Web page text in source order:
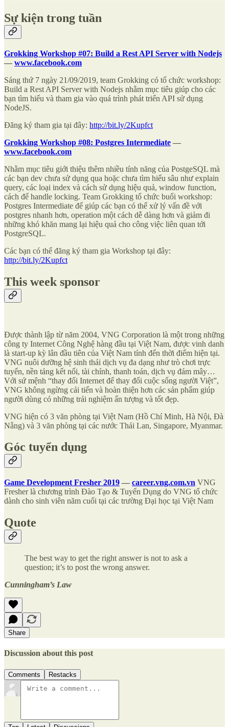
Sự kiện trong tuần
Grokking Workshop #07: Build a Rest API Server with Nodejs
— www.facebook.com
Sáng thứ 7 ngày 21/09/2019, team Grokking có tổ chức workshop:
Build a Rest API Server with Nodejs nhằm mục tiêu giúp cho các
bạn tìm hiểu và tham gia vào quá trình phát triển API sử dụng
NodeJS.
Đăng ký tham gia tại đây: http://bit.ly/2Kupfct
Grokking Workshop #08: Postgres Intermediate —
www.facebook.com
Nhằm mục tiêu giới thiệu thêm nhiều tính năng của PostgeSQL mà
các bạn dev chưa sử dụng qua hoặc chưa tìm hiểu sâu như explain
query, các loại index và cách sử dụng hiệu quả, window function,
cách để handle locking. Team Grokking tổ chức buổi workshop:
Postgres Intermediate để giúp các bạn có thể xử lý vấn đề với
postgres nhanh hơn, operation một cách dễ dàng hơn và giảm đi
những khó khăn mang lại hiệu quả cho công việc liên quan tới
PostgreSQL.
Các bạn có thể đăng ký tham gia Workshop tại đây:
http://bit.ly/2Kupfct
This week sponsor
Được thành lập từ năm 2004, VNG Corporation là một trong những
công ty Internet Công Nghệ hàng đầu tại Việt Nam, được vinh danh
là start-up kỳ lân đầu tiên của Việt Nam tính đến thời điểm hiện tại.
VNG nuôi dưỡng hệ sinh thái dịch vụ đa dạng như trò chơi trực
tuyến, nền tảng kết nối, tài chính, thanh toán, dịch vụ đám mây…
Với sứ mệnh “thay đổi Internet để thay đổi cuộc sống người Việt”,
VNG không ngừng cải tiến và hoàn thiện hơn các sản phẩm giúp
người dùng có những trải nghiệm ấn tượng và tốt đẹp.
VNG hiện có 3 văn phòng tại Việt Nam (Hồ Chí Minh, Hà Nội, Đà
Nẵng) và 3 văn phòng tại các nước Thái Lan, Singapore, Myanmar.
Góc tuyển dụng
Game Development Fresher 2019 — career.vng.com.vn VNG
Fresher là chương trình Ðào Tạo & Tuyển Dụng do VNG tổ chức
dành cho sinh viên năm cuối tại các trường Ðại học tại Việt Nam
Quote
The best way to get the right answer is not to ask a
question; it’s to post the wrong answer.
Cunningham’s Law
Share
Discussion about this post
Comments Restacks